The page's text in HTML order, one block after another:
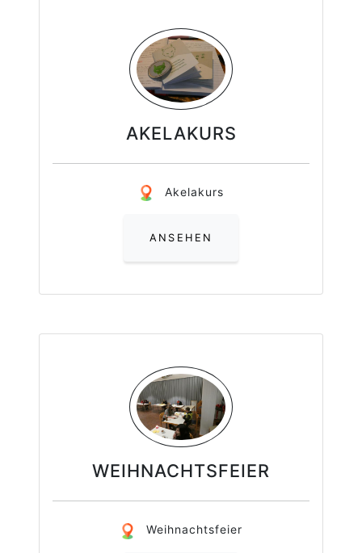
AKELAKURS
Akelakurs
ANSEHEN
WEIHNACHTSFEIER
Weihnachtsfeier